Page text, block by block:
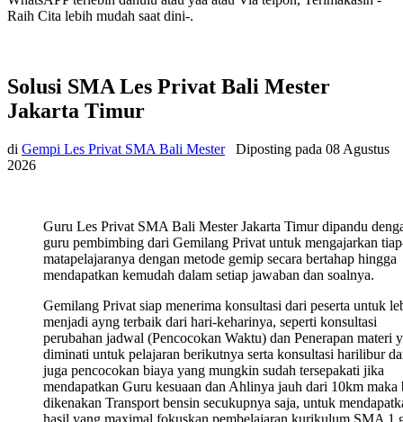
Raih Cita lebih mudah saat dini-.
Solusi SMA Les Privat Bali Mester
Jakarta Timur
di Gempi Les Privat SMA Bali Mester Diposting pada 08 Agustus
2026
Guru Les Privat SMA Bali Mester Jakarta Timur dipandu
guru pembimbing dari Gemilang Privat untuk mengajarkan
matapelajaranya dengan metode gemip secara bertahap hingga
mendapatkan kemudah dalam setiap jawaban dan soalnya.
Gemilang Privat siap menerima konsultasi dari peserta untuk
menjadi ayng terbaik dari hari-keharinya, seperti konsultasi
perubahan jadwal (Pencocokan Waktu) dan Penerapan materi
diminati untuk pelajaran berikutnya serta konsultasi harilibur
juga pencocokan biaya yang mungkin sudah tersepakati jika
mendapatkan Guru kesuaan dan Ahlinya jauh dari 10km maka
dikenakan Transport bensin secukupnya saja, untuk
hasil yang maximal fokuskan pembelajaran kurikulum SMA 1